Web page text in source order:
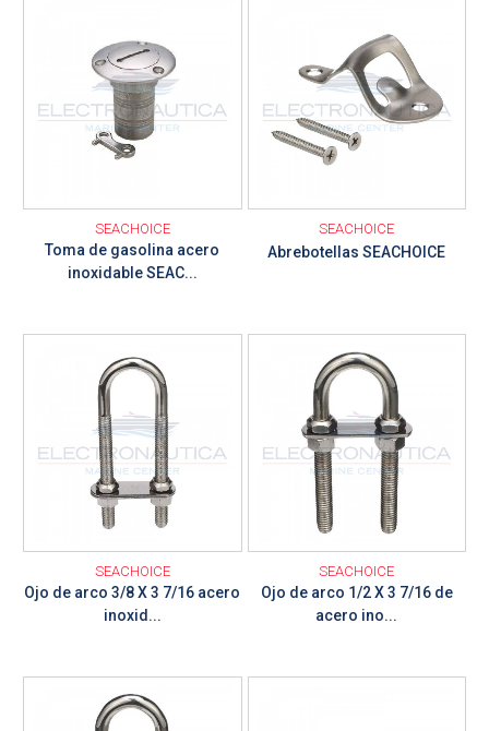
SEACHOICE
Toma de gasolina acero
inoxidable SEAC...
SEACHOICE
Abrebotellas SEACHOICE
SEACHOICE
Ojo de arco 3/8 X 3 7/16 acero
inoxid...
SEACHOICE
Ojo de arco 1/2 X 3 7/16 de
acero ino...